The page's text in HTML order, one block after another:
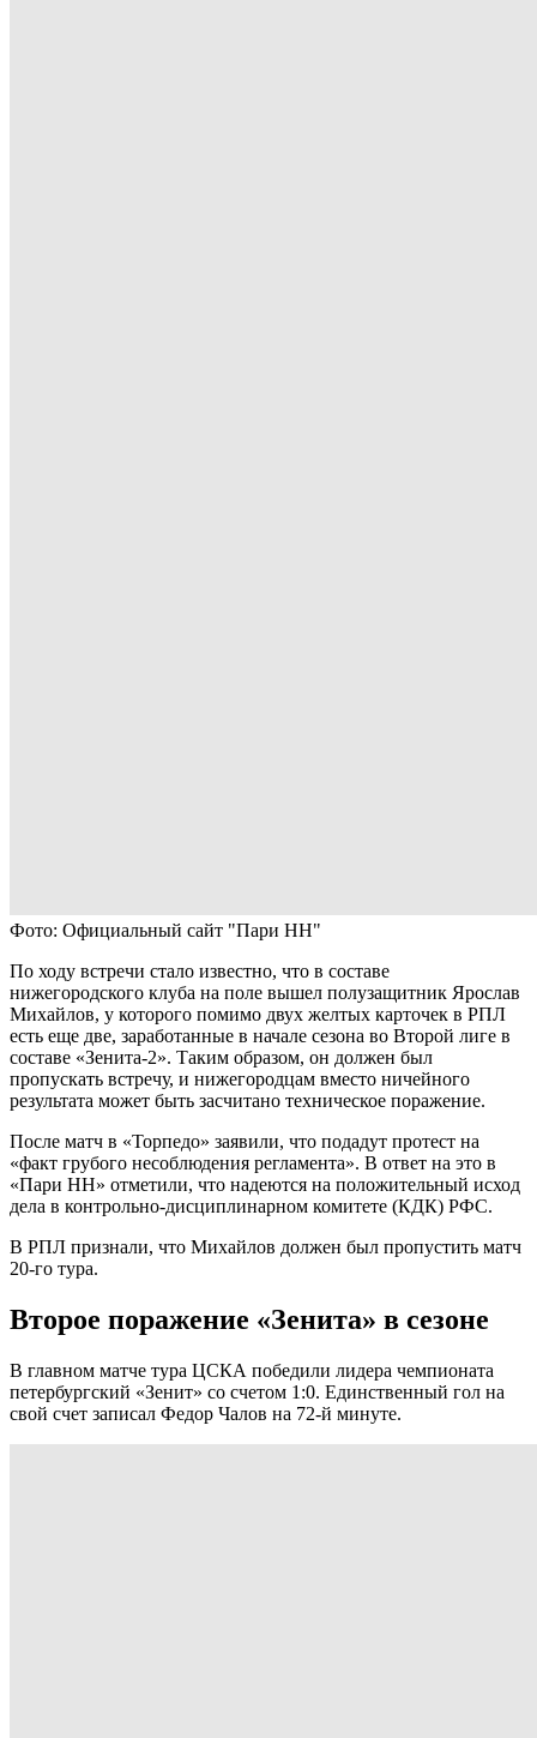
Фото: Официальный сайт "Пари НН"
По ходу встречи стало известно, что в составе
нижегородского клуба на поле вышел полузащитник Ярослав
Михайлов, у которого помимо двух желтых карточек в РПЛ
есть еще две, заработанные в начале сезона во Второй лиге в
составе «Зенита-2». Таким образом, он должен был
пропускать встречу, и нижегородцам вместо ничейного
результата может быть засчитано техническое поражение.
После матч в «Торпедо» заявили, что подадут протест на
«факт грубого несоблюдения регламента». В ответ на это в
«Пари НН» отметили, что надеются на положительный исход
дела в контрольно-дисциплинарном комитете (КДК) РФС.
В РПЛ признали, что Михайлов должен был пропустить матч
20-го тура.
Второе поражение «Зенита» в сезоне
В главном матче тура ЦСКА победили лидера чемпионата
петербургский «Зенит» со счетом 1:0. Единственный гол на
свой счет записал Федор Чалов на 72-й минуте.